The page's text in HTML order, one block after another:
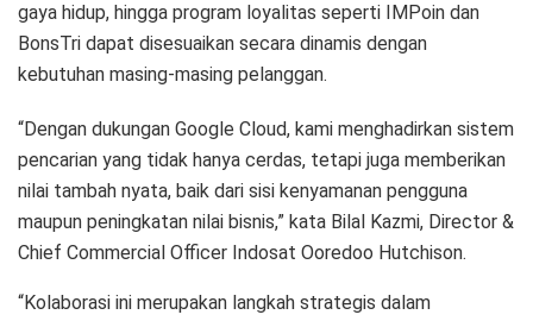
gaya hidup, hingga program loyalitas seperti IMPoin dan
BonsTri dapat disesuaikan secara dinamis dengan
kebutuhan masing-masing pelanggan.
“Dengan dukungan Google Cloud, kami menghadirkan sistem
pencarian yang tidak hanya cerdas, tetapi juga memberikan
nilai tambah nyata, baik dari sisi kenyamanan pengguna
maupun peningkatan nilai bisnis,” kata Bilal Kazmi, Director &
Chief Commercial Officer Indosat Ooredoo Hutchison.
“Kolaborasi ini merupakan langkah strategis dalam